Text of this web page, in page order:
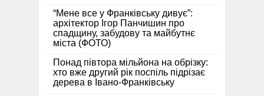
“Мене все у Франківську дивує”:
архітектор Ігор Панчишин про
спадщину, забудову та майбутнє
міста (ФОТО)
Понад півтора мільйона на обрізку:
хто вже другий рік поспіль підрізає
дерева в Івано-Франківську